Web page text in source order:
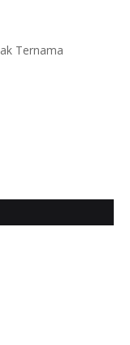
Ternama